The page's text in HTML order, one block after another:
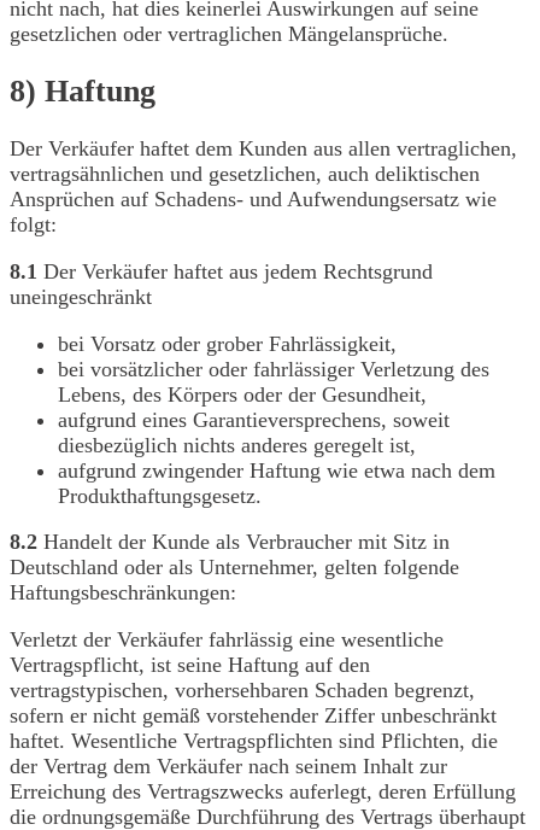
nicht nach, hat dies keinerlei Auswirkungen auf seine
gesetzlichen oder vertraglichen Mängelansprüche.
8) Haftung
Der Verkäufer haftet dem Kunden aus allen vertraglichen,
vertragsähnlichen und gesetzlichen, auch deliktischen
Ansprüchen auf Schadens- und Aufwendungsersatz wie
folgt:
8.1 Der Verkäufer haftet aus jedem Rechtsgrund
uneingeschränkt
bei Vorsatz oder grober Fahrlässigkeit,
bei vorsätzlicher oder fahrlässiger Verletzung des
Lebens, des Körpers oder der Gesundheit,
aufgrund eines Garantieversprechens, soweit
diesbezüglich nichts anderes geregelt ist,
aufgrund zwingender Haftung wie etwa nach dem
Produkthaftungsgesetz.
8.2 Handelt der Kunde als Verbraucher mit Sitz in
Deutschland oder als Unternehmer, gelten folgende
Haftungsbeschränkungen:
Verletzt der Verkäufer fahrlässig eine wesentliche
Vertragspflicht, ist seine Haftung auf den
vertragstypischen, vorhersehbaren Schaden begrenzt,
sofern er nicht gemäß vorstehender Ziffer unbeschränkt
haftet. Wesentliche Vertragspflichten sind Pflichten, die
der Vertrag dem Verkäufer nach seinem Inhalt zur
Erreichung des Vertragszwecks auferlegt, deren Erfüllung
die ordnungsgemäße Durchführung des Vertrags überhaupt